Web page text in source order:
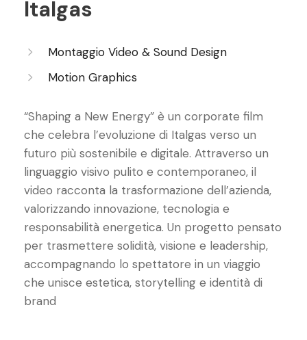
Italgas
Montaggio Video & Sound Design
Motion Graphics
“Shaping a New Energy” è un corporate film
che celebra l’evoluzione di Italgas verso un
futuro più sostenibile e digitale. Attraverso un
linguaggio visivo pulito e contemporaneo, il
video racconta la trasformazione dell’azienda,
valorizzando innovazione, tecnologia e
responsabilità energetica. Un progetto pensato
per trasmettere solidità, visione e leadership,
accompagnando lo spettatore in un viaggio
che unisce estetica, storytelling e identità di
brand